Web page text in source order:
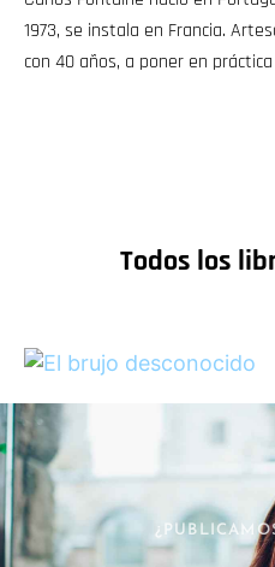
1973, se instala en Francia.
con 40 años, a poner en
Todos los